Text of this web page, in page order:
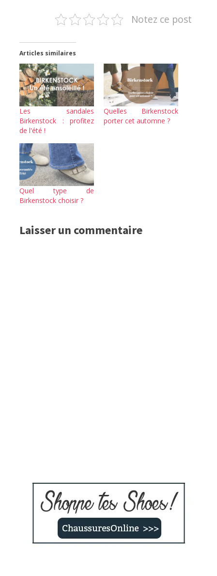
Notez ce post
Articles similaires
Les sandales
Birkenstock : profitez
de l'été !
Quelles Birkenstock
porter cet automne ?
Quel type de
Birkenstock choisir ?
Laisser un commentaire